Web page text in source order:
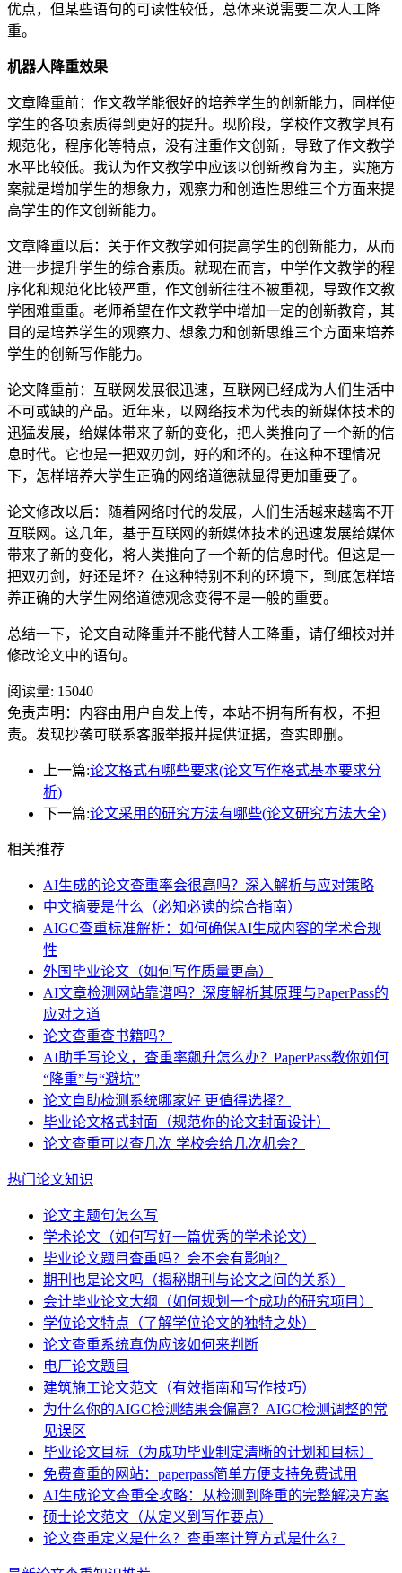
优点，但某些语句的可读性较低，总体来说需要二次人工降
重。
机器人降重效果
文章降重前：作文教学能很好的培养学生的创新能力，同样使
学生的各项素质得到更好的提升。现阶段，学校作文教学具有
规范化，程序化等特点，没有注重作文创新，导致了作文教学
水平比较低。我认为作文教学中应该以创新教育为主，实施方
案就是增加学生的想象力，观察力和创造性思维三个方面来提
高学生的作文创新能力。
文章降重以后：关于作文教学如何提高学生的创新能力，从而
进一步提升学生的综合素质。就现在而言，中学作文教学的程
序化和规范化比较严重，作文创新往往不被重视，导致作文教
学困难重重。老师希望在作文教学中增加一定的创新教育，其
目的是培养学生的观察力、想象力和创新思维三个方面来培养
学生的创新写作能力。
论文降重前：互联网发展很迅速，互联网已经成为人们生活中
不可或缺的产品。近年来，以网络技术为代表的新媒体技术的
迅猛发展，给媒体带来了新的变化，把人类推向了一个新的信
息时代。它也是一把双刃剑，好的和坏的。在这种不理情况
下，怎样培养大学生正确的网络道德就显得更加重要了。
论文修改以后：随着网络时代的发展，人们生活越来越离不开
互联网。这几年，基于互联网的新媒体技术的迅速发展给媒体
带来了新的变化，将人类推向了一个新的信息时代。但这是一
把双刃剑，好还是坏？在这种特别不利的环境下，到底怎样培
养正确的大学生网络道德观念变得不是一般的重要。
总结一下，论文自动降重并不能代替人工降重，请仔细校对并
修改论文中的语句。
阅读量: 15040
免责声明：内容由用户自发上传，本站不拥有所有权，不担
责。发现抄袭可联系客服举报并提供证据，查实即删。
上一篇:论文格式有哪些要求(论文写作格式基本要求分
析)
下一篇:论文采用的研究方法有哪些(论文研究方法大全)
相关推荐
AI生成的论文查重率会很高吗？深入解析与应对策略
中文摘要是什么（必知必读的综合指南）
AIGC查重标准解析：如何确保AI生成内容的学术合规
性
外国毕业论文（如何写作质量更高）
AI文章检测网站靠谱吗？深度解析其原理与PaperPass的
应对之道
论文查重查书籍吗？
AI助手写论文，查重率飙升怎么办？PaperPass教你如何
“降重”与“避坑”
论文自助检测系统哪家好 更值得选择？
毕业论文格式封面（规范你的论文封面设计）
论文查重可以查几次 学校会给几次机会？
热门论文知识
论文主题句怎么写
学术论文（如何写好一篇优秀的学术论文）
毕业论文题目查重吗？会不会有影响？
期刊也是论文吗（揭秘期刊与论文之间的关系）
会计毕业论文大纲（如何规划一个成功的研究项目）
学位论文特点（了解学位论文的独特之处）
论文查重系统真伪应该如何来判断
电厂论文题目
建筑施工论文范文（有效指南和写作技巧）
为什么你的AIGC检测结果会偏高？AIGC检测调整的常
见误区
毕业论文目标（为成功毕业制定清晰的计划和目标）
免费查重的网站：paperpass简单方便支持免费试用
AI生成论文查重全攻略：从检测到降重的完整解决方案
硕士论文范文（从定义到写作要点）
论文查重定义是什么？查重率计算方式是什么？